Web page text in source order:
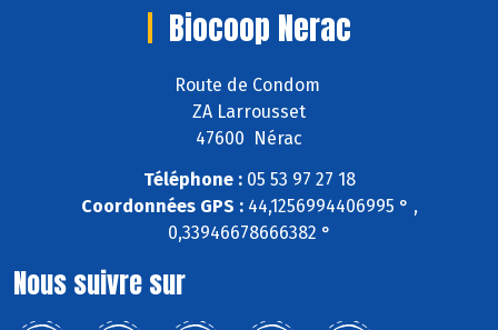
Biocoop Nerac
Route de Condom
ZA Larrousset
47600 Nérac
Téléphone :05 53 97 27 18
Coordonnées GPS :44,1256994406995 ° ,
0,33946678666382 °
Nous suivre sur